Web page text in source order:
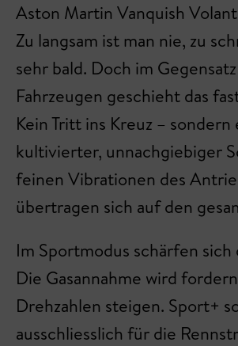
Aston Martin Vanquish
Zu langsam ist man nie, zu
sehr bald. Doch im
Fahrzeugen geschieht das
Kein Tritt ins Kreuz – sondern
kultivierter, unnachgiebiger
feinen Vibrationen des
übertragen sich auf den
Im Sportmodus schärfen sich
Die Gasannahme wird
Drehzahlen steigen. Sport+
ausschliesslich für die